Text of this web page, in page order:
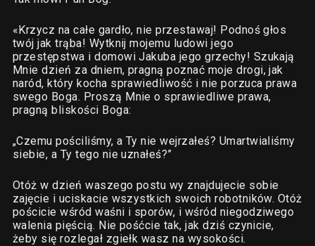
«Krzycz na całe gardło, nie przestawaj! Podnoś głos
twój jak trąba! Wytknij mojemu ludowi jego
przestępstwa i domowi Jakuba jego grzechy! Szukają
Mnie dzień za dniem, pragną poznać moje drogi, jak
naród, który kocha sprawiedliwość i nie porzuca prawa
swego Boga. Proszą Mnie o sprawiedliwe prawa,
pragną bliskości Boga:
„Czemu pościliśmy, a Ty nie wejrzałeś? Umartwialiśmy
siebie, a Ty tego nie uznałeś?”
Otóż w dzień waszego postu wy znajdujecie sobie
zajęcie i uciskacie wszystkich swoich robotników. Otóż
pościcie wśród waśni i sporów, i wśród niegodziwego
walenia pięścią. Nie pośćcie tak, jak dziś czynicie,
żeby się rozlegał zgiełk wasz na wysokości.